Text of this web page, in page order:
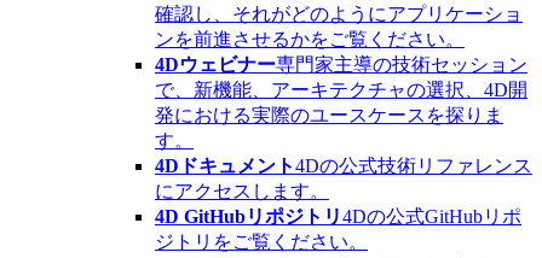
確認し、それがどのようにアプリケーショ
ンを前進させるかをご覧ください。
4Dウェビナー専門家主導の技術セッション
で、新機能、アーキテクチャの選択、4D開
発における実際のユースケースを探りま
す。
4Dドキュメント4Dの公式技術リファレンス
にアクセスします。
4D GitHubリポジトリ4Dの公式GitHubリポ
ジトリをご覧ください。